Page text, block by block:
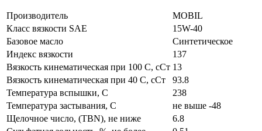
Производитель
MOBIL
Класс вязкости SAE
15W-40
Базовое масло
Синтетическое
Индекс вязкости
137
Вязкость кинематическая при 100 С, сСт 13
Вязкость кинематическая при 40 С, сСт
93.8
Температура вспышки, С
238
Температура застывания, С
не выше -48
Щелочное число, (TBN), не ниже
6.8